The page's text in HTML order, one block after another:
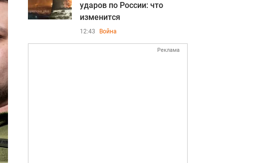
ударов по России: что
изменится
12:43 Война
Реклама